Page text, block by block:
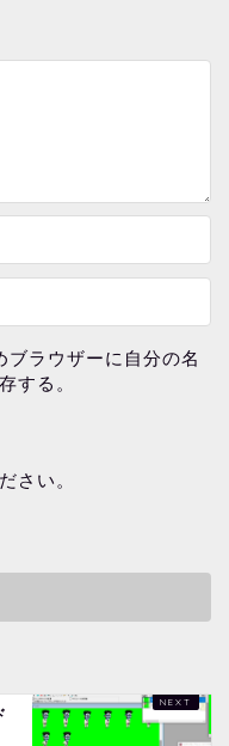
ブラウザーに自分の名
する。
さい。